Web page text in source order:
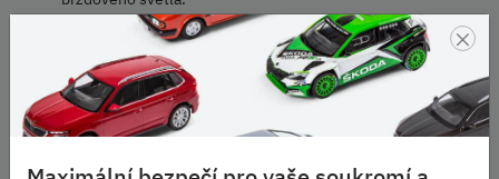
POZNÁMKA
Související produkty:
Sada magnetů / 6V6 064 361E
Protisluneční clona zadních bočních oken / 6V6 064 363B
Doba montáže: 30 ČJ
×